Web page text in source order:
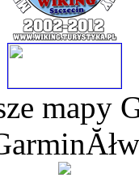
mapy